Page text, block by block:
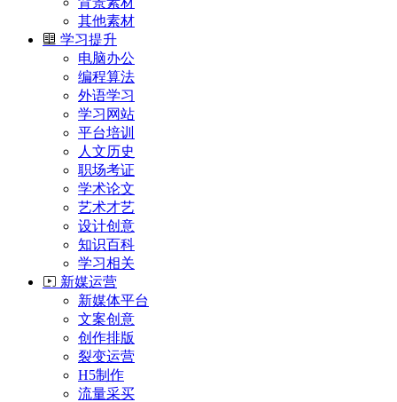
其他素材
学习提升
电脑办公
编程算法
外语学习
学习网站
平台培训
人文历史
职场考证
学术论文
艺术才艺
设计创意
知识百科
学习相关
新媒运营
新媒体平台
文案创意
创作排版
裂变运营
H5制作
流量采买